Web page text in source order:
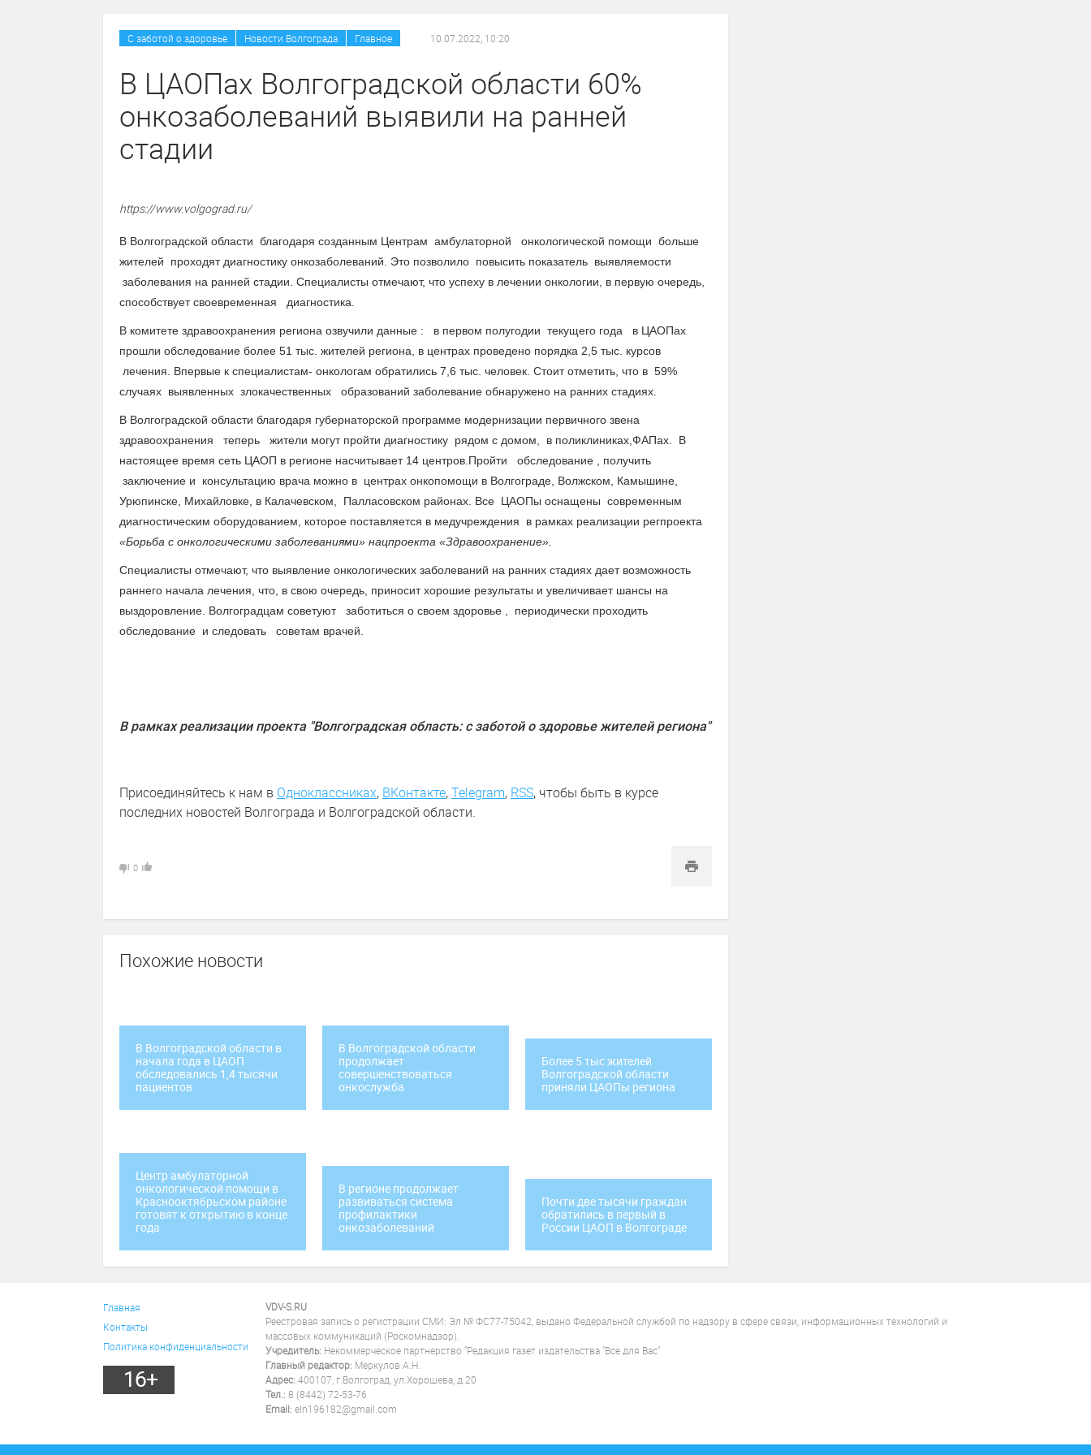
С заботой о здоровье Новости Волгограда Главное 10.07.2022, 10:20
В ЦАОПах Волгоградской области 60%
онкозаболеваний выявили на ранней
стадии
https://www.volgograd.ru/
В Волгоградской области благодаря созданным Центрам амбулаторной онкологической помощи больше
жителей проходят диагностику онкозаболеваний. Это позволило повысить показатель выявляемости
заболевания на ранней стадии. Специалисты отмечают, что успеху в лечении онкологии, в первую очередь,
способствует своевременная диагностика.
В комитете здравоохранения региона озвучили данные : в первом полугодии текущего года в ЦАОПах
прошли обследование более 51 тыс. жителей региона, в центрах проведено порядка 2,5 тыс. курсов
лечения. Впервые к специалистам- онкологам обратились 7,6 тыс. человек. Стоит отметить, что в 59%
случаях выявленных злокачественных образований заболевание обнаружено на ранних стадиях.
В Волгоградской области благодаря губернаторской программе модернизации первичного звена
здравоохранения теперь жители могут пройти диагностику рядом с домом, в поликлиниках,ФАПах. В
настоящее время сеть ЦАОП в регионе насчитывает 14 центров.Пройти обследование , получить
заключение и консультацию врача можно в центрах онкопомощи в Волгограде, Волжском, Камышине,
Урюпинске, Михайловке, в Калачевском, Палласовском районах. Все ЦАОПы оснащены современным
диагностическим оборудованием, которое поставляется в медучреждения в рамках реализации регпроекта
«Борьба с онкологическими заболеваниями» нацпроекта «Здравоохранение».
Специалисты отмечают, что выявление онкологических заболеваний на ранних стадиях дает возможность
раннего начала лечения, что, в свою очередь, приносит хорошие результаты и увеличивает шансы на
выздоровление. Волгоградцам советуют заботиться о своем здоровье , периодически проходить
обследование и следовать советам врачей.
В рамках реализации проекта "Волгоградская область: c заботой о здоровье жителей региона"
Присоединяйтесь к нам в Одноклассниках, ВКонтакте,Telegram, RSS, чтобы быть в курсе
последних новостей Волгограда и Волгоградской области.
0
Похожие новости
В Волгоградской области в
начала года в ЦАОП
обследовались 1,4 тысячи
пациентов
В Волгоградской области
продолжает
совершенствоваться
онкослужба
Более 5 тыс жителей
Волгоградской области
приняли ЦАОПы региона
Центр амбулаторной
онкологической помощи в
Краснооктябрьском районе
готовят к открытию в конце
года
В регионе продолжает
развиваться система
профилактики
онкозаболеваний
Почти две тысячи граждан
обратились в первый в
России ЦАОП в Волгограде
Главная
Контакты
Политика конфиденциальности
16+
VDV-S.RU
Реестровая запись о регистрации СМИ: Эл № ФС77-75042, выдано Федеральной службой по надзору в сфере связи, информационных технологий и
массовых коммуникаций (Роскомнадзор).
Учредитель: Некоммерческое партнерство "Редакция газет издательства "Все для Вас"
Главный редактор: Меркулов А.Н.
Адрес: 400107, г.Волгоград, ул.Хорошева, д.20
Тел.: 8 (8442) 72-53-76
Email: eln196182@gmail.com